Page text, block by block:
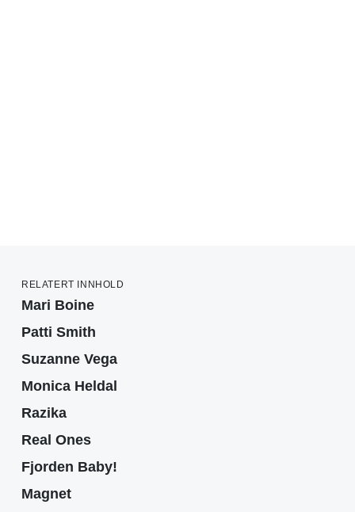
RELATERT INNHOLD
Mari Boine
Patti Smith
Suzanne Vega
Monica Heldal
Razika
Real Ones
Fjorden Baby!
Magnet